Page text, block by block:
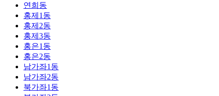
연희동
홍제1동
홍제2동
홍제3동
홍은1동
홍은2동
남가좌1동
남가좌2동
북가좌1동